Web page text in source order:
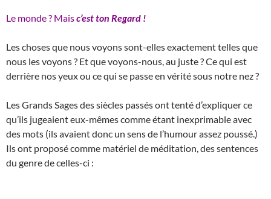
Le monde ? Maisc’estton Regard !
Les choses que nous voyons sont-elles exactement telles que
nous les voyons ? Et que voyons-nous, au juste ? Ce qui est
derrière nos yeux ou ce qui se passe en vérité sous notre nez ?
Les Grands Sages des siècles passés ont tenté d’expliquer ce
qu’ils jugeaient eux-mêmes comme étant inexprimable avec
des mots (ils avaient donc un sens de l’humour assez poussé.)
Ils ont proposé comme matériel de méditation, des sentences
du genre de celles-ci :